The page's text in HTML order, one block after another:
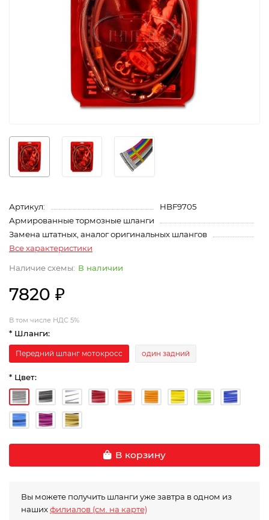
Артикул:
HBF9705
Армированные тормозные шланги
Замена штатных, аналог оригинальных шлангов
Все характеристики
В наличии
7820 ₽
В том числе НДС 5%
* Шланги:
Передний шланг мотокросс один задний
* Цвет:
В корзину
Вы можете получить шланги уже завтра в одном из
нашихфилиалов (см. на карте)